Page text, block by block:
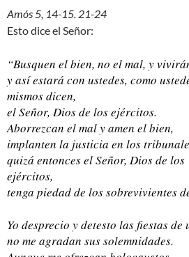
Amós 5, 14-15. 21-24
Esto dice el Señor:
“Busquen el bien, no el mal, y
y así estará con ustedes, como
mismos dicen,
el Señor, Dios de los ejércitos.
Aborrezcan el mal y amen el bien,
implanten la justicia en los
quizá entonces el Señor, Dios de los
ejércitos,
tenga piedad de los sobrevivientes
Yo desprecio y detesto las fiestas de
no me agradan sus solemnidades.